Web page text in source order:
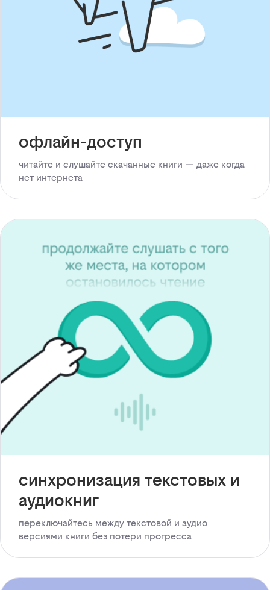
офлайн-доступ
читайте и слушайте скачанные книги — даже когда
нет интернета
синхронизация текстовых и
аудиокниг
переключайтесь между текстовой и аудио
версиями книги без потери прогресса